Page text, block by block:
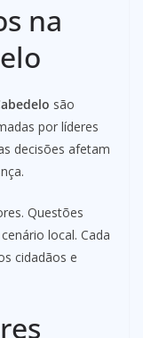
na
são
por líderes
decisões afetam
Questões
local. Cada
cidadãos e